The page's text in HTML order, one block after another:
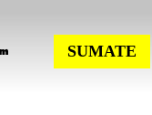
SUMATE